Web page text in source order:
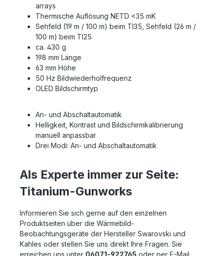
arrays
Thermische Auflösung NETD <35 mK
Sehfeld (19 m / 100 m) beim TI35, Sehfeld (26 m /
100 m) beim TI25
ca. 430 g
198 mm Länge
63 mm Höhe
50 Hz Bildwiederholfrequenz
OLED Bildschirmtyp
An- und Abschaltautomatik
Helligkeit, Kontrast und Bildschirmkalibrierung
manuell anpassbar
Drei Modi: An- und Abschaltautomatik
Als Experte immer zur Seite:
Titanium-Gunworks
Informieren Sie sich gerne auf den einzelnen
Produktseiten über die Wärmebild-
Beobachtungsgeräte der Hersteller Swarovski und
Kahles oder stellen Sie uns direkt Ihre Fragen. Sie
erreichen uns unter 06071-922765 oder per E-Mail.